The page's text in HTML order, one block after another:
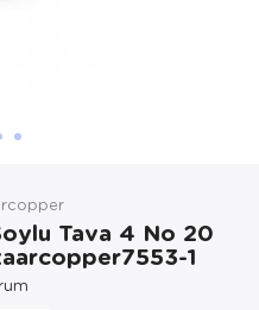
Tava 4 No 20
1